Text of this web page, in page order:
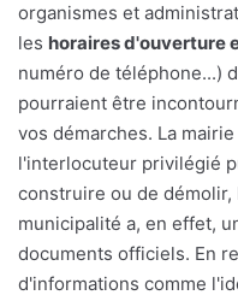
organismes et
les horaires d'ouverture
numéro de téléphone...)
pourraient être
vos démarches. La
l'interlocuteur privilégié
construire ou de
municipalité a, en effet,
documents officiels. En
d'informations comme